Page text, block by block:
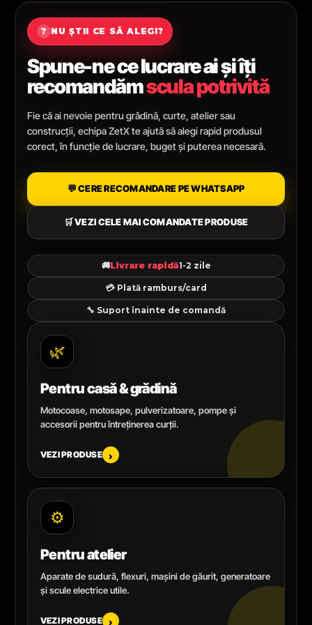
? NU ȘTII CE SĂ ALEGI?
Spune-ne ce lucrare ai și îți
recomandămscula potrivită
Fie că ai nevoie pentru grădină, curte, atelier sau
construcții, echipa ZetX te ajută să alegi rapid produsul
corect, în funcție de lucrare, buget și puterea necesară.
💬 CERE RECOMANDARE PE WHATSAPP
🛒 VEZI CELE MAI COMANDATE PRODUSE
🚚Livrare rapidă1-2 zile
💳 Plată ramburs/card
🔧 Suport înainte de comandă
🌿
Pentru casă & grădină
Motocoase, motosape, pulverizatoare, pompe și
accesorii pentru întreținerea curții.
VEZI PRODUSE ›
⚙️
Pentru atelier
Aparate de sudură, flexuri, mașini de găurit, generatoare
și scule electrice utile.
VEZI PRODUSE ›